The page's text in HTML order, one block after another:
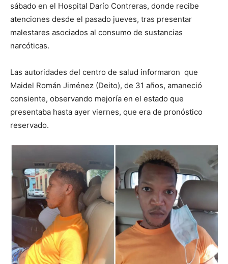
sábado en el Hospital Darío Contreras, donde recibe
atenciones desde el pasado jueves, tras presentar
malestares asociados al consumo de sustancias
narcóticas.
Las autoridades del centro de salud informaron que
Maidel Román Jiménez (Deito), de 31 años, amaneció
consiente, observando mejoría en el estado que
presentaba hasta ayer viernes, que era de pronóstico
reservado.